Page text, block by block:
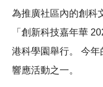
科技分享
會籍
為推廣社區內的創科
「創新科技嘉年華
港科學園舉行。 今
響應活動之一。